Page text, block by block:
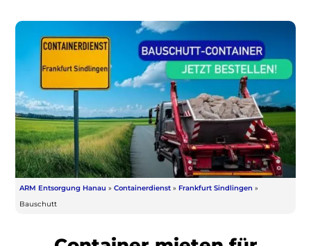
ARM Entsorgung Hanau » Containerdienst » Frankfurt Sindlingen »
Bauschutt